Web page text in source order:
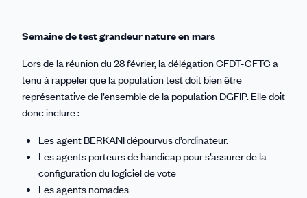
Semaine de test grandeur nature en mars
Lors de la réunion du 28 février, la délégation CFDT-CFTC a
tenu à rappeler que la population test doit bien être
représentative de l’ensemble de la population DGFIP. Elle doit
donc inclure :
Les agent BERKANI dépourvus d’ordinateur.
Les agents porteurs de handicap pour s’assurer de la
configuration du logiciel de vote
Les agents nomades